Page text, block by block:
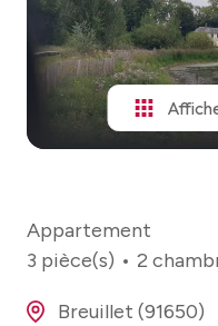
NOUS
CONTACTER
Appartement
3 pièce(s)
2
Breuillet (91650)